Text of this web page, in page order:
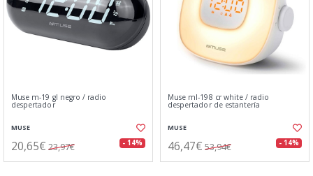
Muse m-19 gl negro / radio
despertador
MUSE
20,65€ 23,97€ - 14%
Muse ml-198 cr white / radio
despertador de estantería
MUSE
46,47€ 53,94€ - 14%